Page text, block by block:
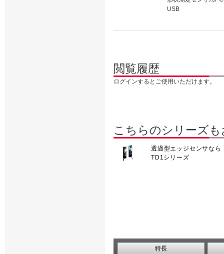
USB
閲覧履歴
ログインするとご使用いただけます。
こちらのシリーズ
透過型エッジセンサなら
TD1シリーズ
特長